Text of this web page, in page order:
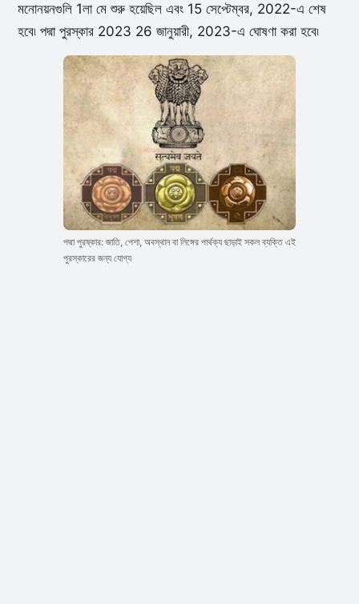
মনোনয়নগুলি 1লা মে শুরু হয়েছিল এবং 15 সেপ্টেম্বর, 2022-এ শেষ
হবে৷ পদ্মা পুরস্কার 2023 26 জানুয়ারী, 2023-এ ঘোষণা করা হবে৷
পদ্মা পুরষ্কার: জাতি, পেশা, অবস্থান বা লিঙ্গের পার্থক্য ছাড়াই সকল ব্যক্তি এই
পুরস্কারের জন্য যোগ্য